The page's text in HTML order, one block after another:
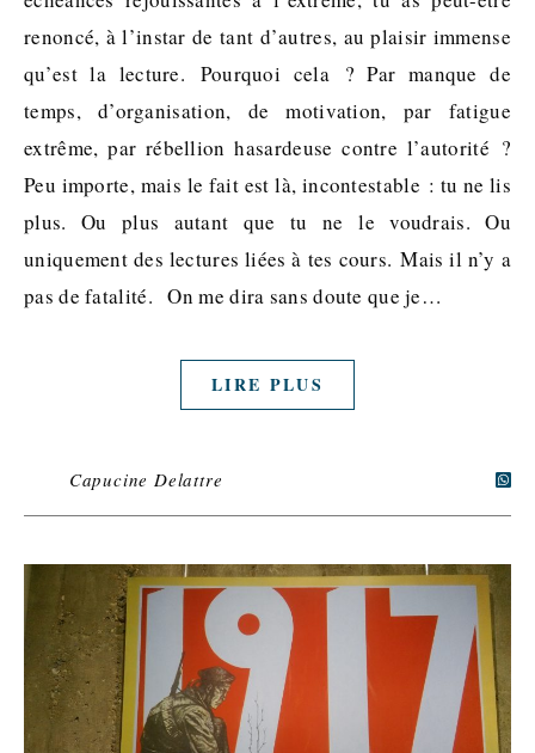
renoncé, à l’instar de tant d’autres, au plaisir immense
qu’est la lecture. Pourquoi cela ? Par manque de
temps, d’organisation, de motivation, par fatigue
extrême, par rébellion hasardeuse contre l’autorité ?
Peu importe, mais le fait est là, incontestable : tu ne lis
plus. Ou plus autant que tu ne le voudrais. Ou
uniquement des lectures liées à tes cours. Mais il n’y a
pas de fatalité. On me dira sans doute que je…
LIRE PLUS
Capucine Delattre